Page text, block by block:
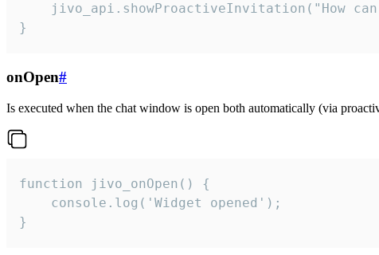
jivo_api.showProactiveInvitation("How
}
onOpen#
Is executed when the chat window is open both automatically (via
function jivo_onOpen() {
    console.log('Widget opened');
}